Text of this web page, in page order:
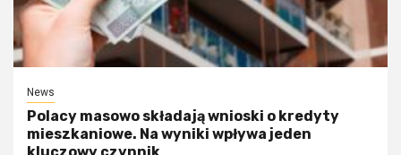
News
Polacy masowo składają wnioski o kredyty
mieszkaniowe. Na wyniki wpływa jeden
kluczowy czynnik